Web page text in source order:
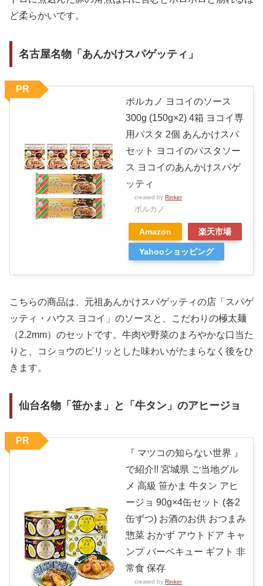
ど柔らかいです。
名古屋名物「あんかけスパゲッティ」
ボルカノ ヨコイのソース
300g (150g×2) 4箱 ヨコイ専
用パスタ 2個 あんかけスパ
セット ヨコイのパスタソー
ス ヨコイのあんかけスパゲ
ッティ
created by Rinker
ボルカノ
Amazon 楽天市場
Yahooショッピング
PR
こちらの商品は、元祖あんかけスパゲッティの店「スパゲ
ッティ・ハウス ヨコイ」のソースと、こだわりの極太麺
（2.2mm）のセットです。牛肉や野菜のまろやかな口当た
りと、コショウのピリッとした味わいがたまらなく後をひ
きます。
仙台名物「笹かま」と「牛タン」のアヒージョ
『 マツコの知らない世界 』
で紹介!! 宮城県 ご当地グル
メ 高級 笹かま 牛タン アヒ
ージョ 90g×4缶セット (各2
缶ずつ) お酒のお供 おつまみ
惣菜 おかず アウトドア キャ
ンプ バーベキュー ギフト 非
常食 保存
created by Rinker
PR